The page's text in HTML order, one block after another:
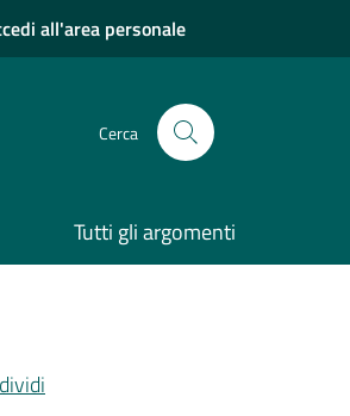
all'area personale
Cerca
Tutti gli argomenti